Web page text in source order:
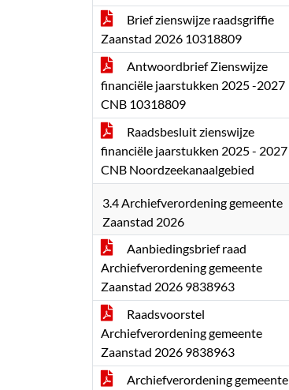
Brief zienswijze raadsgriffie
Zaanstad 2026 10318809
Antwoordbrief Zienswijze
financiële jaarstukken 2025 -2027
CNB 10318809
Raadsbesluit zienswijze
financiële jaarstukken 2025 - 2027
CNB Noordzeekanaalgebied
3.4 Archiefverordening gemeente
Zaanstad 2026
Aanbiedingsbrief raad
Archiefverordening gemeente
Zaanstad 2026 9838963
Raadsvoorstel
Archiefverordening gemeente
Zaanstad 2026 9838963
Archiefverordening gemeente